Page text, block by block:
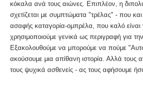
κόκαλα ανά τους αιώνες. Επιπλέον, η
σχετίζεται με συμπτώματα "τρέλας" - που και
ασαφής καταγορία-ομπρέλα, που καλό είναι
χρησιμοποιούμε γενικά ως περιγραφή για
Εξακολουθούμε να μπορούμε να πούμε
ακούσουμε μια απίθανη ιστορία. Αλλά τους
τους ψυχικά ασθενείς - ας τους αφήσουμε